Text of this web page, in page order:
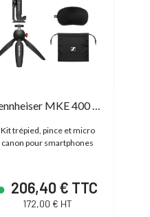
Kit trépied, pince et micro
canon pour smartphones
206,40 € TTC
172,00 € HT